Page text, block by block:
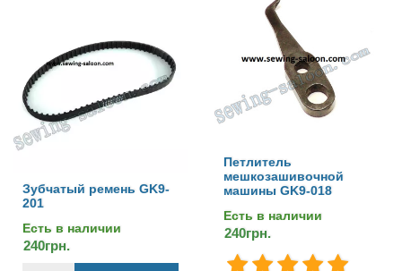
Зубчатый ремень GK9-
201
Есть в наличии
240грн.
Петлитель
мешкозашивочной
машины GK9-018
Есть в наличии
240грн.